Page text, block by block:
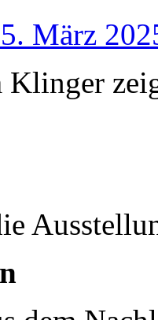
März
Klinger